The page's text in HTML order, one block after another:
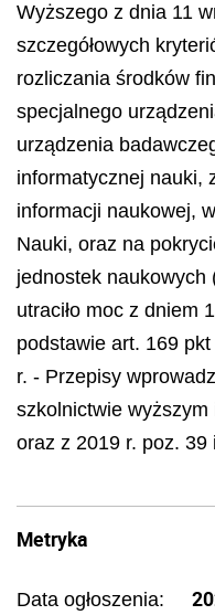
Wyższego z dnia 11
szczegółowych
rozliczania środków
specjalnego
urządzenia
informatycznej nauki,
informacji naukowej,
Nauki, oraz na
jednostek naukowych
utraciło moc z dniem
podstawie art. 169
r. - Przepisy
szkolnictwie
oraz z 2019 r. poz. 39
Metryka
Data ogłoszenia: